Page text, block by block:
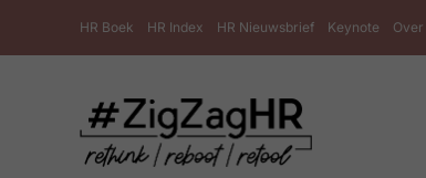
HR Boek HR Index HR Nieuwsbrief Keynote Over